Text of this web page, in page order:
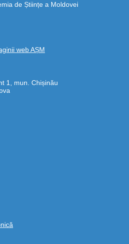
de Științe a Moldovei
web AȘM
1, mun. Chișinău